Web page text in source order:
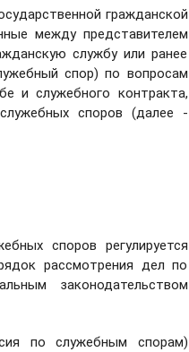
гражданской
между представителем
службу или ранее
спор) по вопросам
и служебного контракта,
споров (далее -
споров регулируется
рассмотрения дел по
законодательством
по служебным спорам)